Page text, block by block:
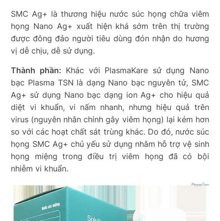
SMC Ag+ là thương hiệu nước súc họng chữa viêm
họng Nano Ag+ xuất hiện khá sớm trên thị trường
được đông đảo người tiêu dùng đón nhận do hương
vị dễ chịu, dễ sử dụng.
Thành phần: Khác với PlasmaKare sử dụng Nano
bạc Plasma TSN là dạng Nano bạc nguyên tử, SMC
Ag+ sử dụng Nano bạc dạng ion Ag+ cho hiệu quả
diệt vi khuẩn, vi nấm nhanh, nhưng hiệu quả trên
virus (nguyên nhân chính gây viêm họng) lại kém hơn
so với các hoạt chất sát trùng khác. Do đó, nước súc
họng SMC Ag+ chủ yếu sử dụng nhằm hỗ trợ vệ sinh
họng miệng trong điều trị viêm họng đã có bội
nhiễm vi khuẩn.